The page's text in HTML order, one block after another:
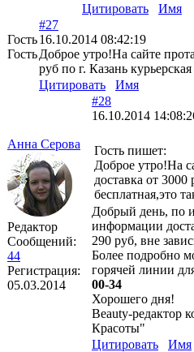
Цитировать
Имя
Гость
Гость
#27
16.10.2014 08:42:19
Доброе утро!На сайте
руб по г. Казань
Цитировать
Имя
Анна Серова
Редактор
Сообщений:
44
Регистрация:
05.03.2014
#28
16.10.2014
Гость пишет:
Доброе утро!На
доставка от 3000
бесплатная,это
Добрый день, по
информации
290 руб, вне
Более подробно
горячей линии
00-34
Хорошего дня!
Beauty-редактор
Красоты"
Цитировать
Имя